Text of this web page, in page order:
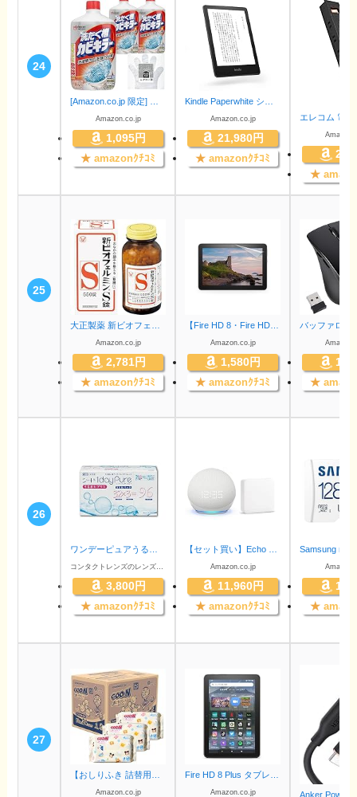
24
Amazon.co.jp
1,095円
★ amazonｸﾁｺﾐ
Amazon.co.jp
21,980円
★ amazonｸﾁｺﾐ
★
25
Amazon.co.jp
2,781円
★ amazonｸﾁｺﾐ
Amazon.co.jp
1,580円
★ amazonｸﾁｺﾐ ★
26
3,800円
★ amazonｸﾁｺﾐ
Amazon.co.jp
11,960円
★ amazonｸﾁｺﾐ ★
27
Amazon.co.jp Amazon.co.jp